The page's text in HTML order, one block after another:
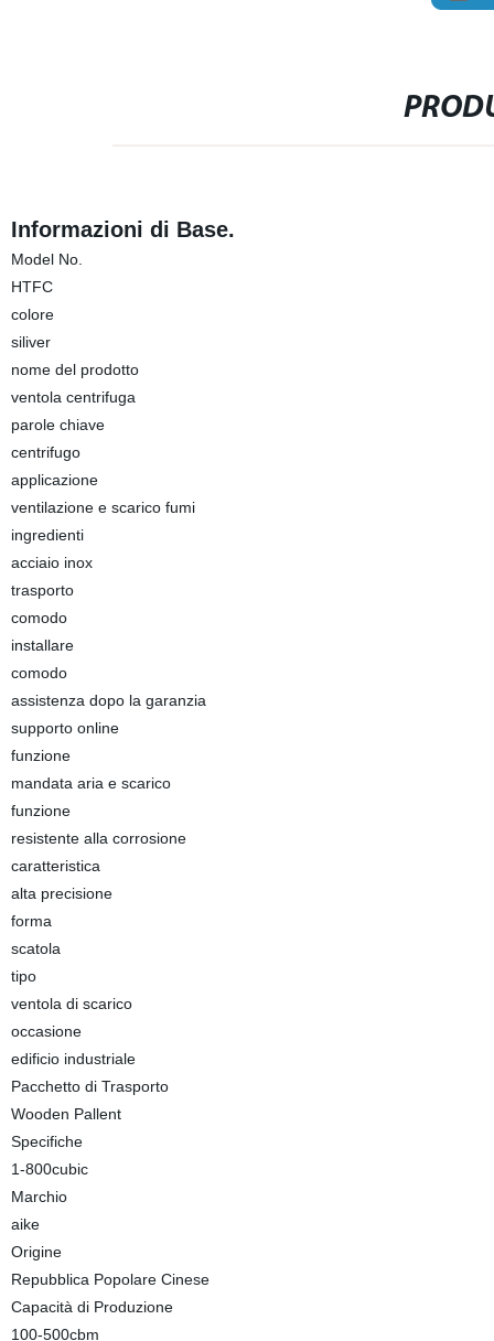
Informazioni di Base.
Model No.
HTFC
colore
siliver
nome del prodotto
ventola centrifuga
parole chiave
centrifugo
applicazione
ventilazione e scarico fumi
ingredienti
acciaio inox
trasporto
comodo
installare
comodo
assistenza dopo la garanzia
supporto online
funzione
mandata aria e scarico
funzione
resistente alla corrosione
caratteristica
alta precisione
forma
scatola
tipo
ventola di scarico
occasione
edificio industriale
Pacchetto di Trasporto
Wooden Pallent
Specifiche
1-800cubic
Marchio
aike
Origine
Repubblica Popolare Cinese
Capacità di Produzione
100-500cbm